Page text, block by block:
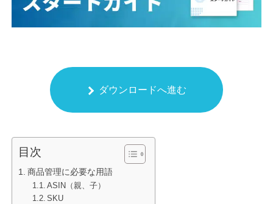
ダウンロードへ進む
目次
商品管理に必要な用語
ASIN（親、子）
SKU